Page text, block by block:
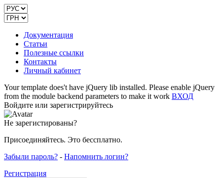
Документация
Статьи
Полезные ссылки
Контакты
Личный кабинет
Your template does't have jQuery lib installed. Please enable jQuery
from the module backend parameters to make it work ВХОД
Войдите или зарегистрируйтесь
Не зарегистированы?
Присоединяйтесь. Это бессплатно.
Забыли пароль? - Напомнить логин?
Регистрация